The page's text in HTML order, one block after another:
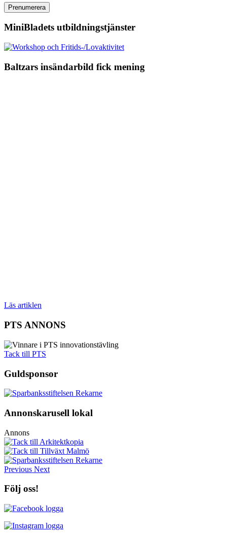
MiniBladets utbildningstjänster
Baltzars insändarbild fick mening
Läs artiklen
PTS ANNONS
Tack till PTS
Guldsponsor
Annonskarusell lokal
Annons
Previous Next
Följ oss!